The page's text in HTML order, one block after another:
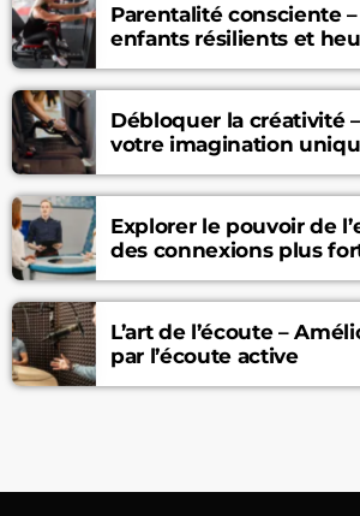
Parentalité consciente
enfants résilients et
Débloquer la créativité
votre imagination
Explorer le pouvoir de
des connexions plus
L’art de l’écoute –
par l’écoute active